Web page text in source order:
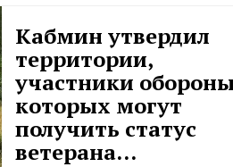
Кабмин утвердил
территории,
участники обороны
которых могут
получить статус
ветерана...